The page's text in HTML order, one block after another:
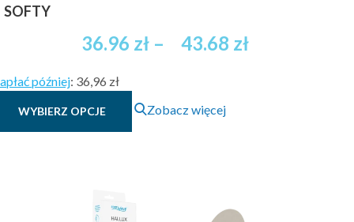
SOFTY
36.96 zł – 43.68 złZakres
później: 36,96 zł
WYBIERZ OPCJE
Ten
produkt
Zobacz więcej